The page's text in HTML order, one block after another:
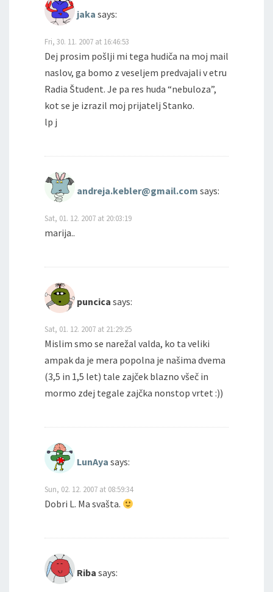
jaka says:
Fri, 30. 11. 2007 at 16:46:53
Dej prosim pošlji mi tega hudiča na moj mail
naslov, ga bomo z veseljem predvajali v etru
Radia Študent. Je pa res huda “nebuloza”,
kot se je izrazil moj prijatelj Stanko.
lp j
andreja.kebler@gmail.com says:
Sat, 01. 12. 2007 at 20:03:19
marija..
puncica says:
Sat, 01. 12. 2007 at 21:29:25
Mislim smo se narežal valda, ko ta veliki
ampak da je mera popolna je našima dvema
(3,5 in 1,5 let) tale zajček blazno všeč in
mormo zdej tegale zajčka nonstop vrtet :))
LunAya says:
Sun, 02. 12. 2007 at 08:59:34
Dobri L. Ma svašta.
Riba says: